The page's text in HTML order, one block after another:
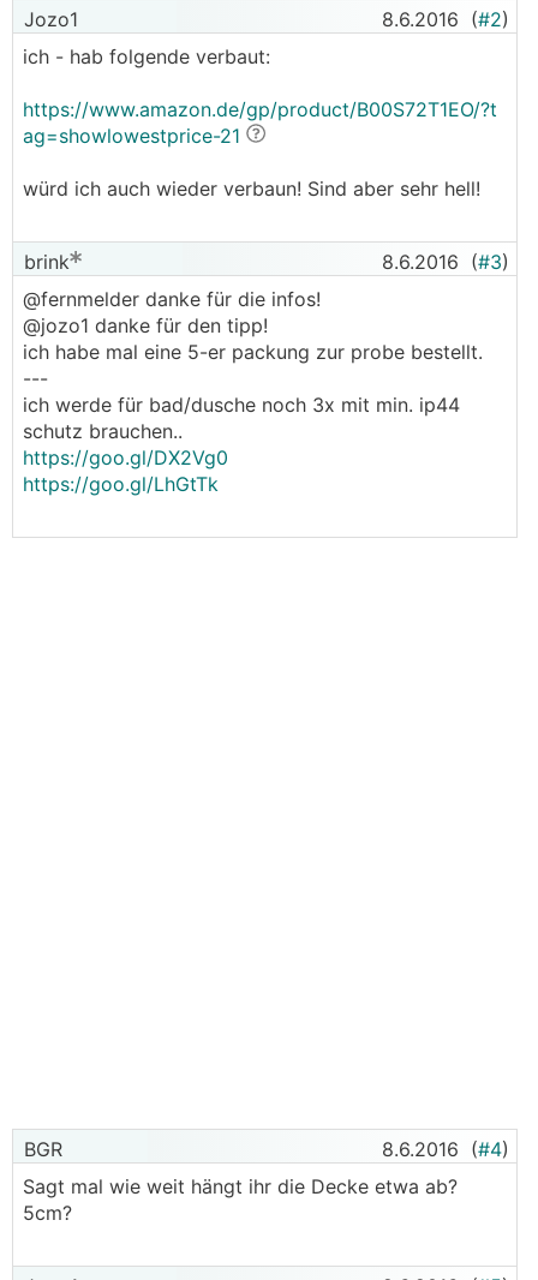
Jozo1 8.6.2016 (#2)
ich - hab folgende verbaut:
https://www.amazon.de/gp/product/B00S72T1EO/?t
ag=showlowestprice-21
würd ich auch wieder verbaun! Sind aber sehr hell!
brink 8.6.2016 (#3)
@fernmelder danke für die infos!
@jozo1 danke für den tipp!
ich habe mal eine 5-er packung zur probe bestellt.
---
ich werde für bad/dusche noch 3x mit min. ip44
schutz brauchen..
https://goo.gl/DX2Vg0
https://goo.gl/LhGtTk
BGR 8.6.2016 (#4)
Sagt mal wie weit hängt ihr die Decke etwa ab?
5cm?